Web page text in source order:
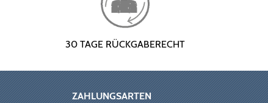
30 TAGE RÜCKGABERECHT
ZAHLUNGSARTEN